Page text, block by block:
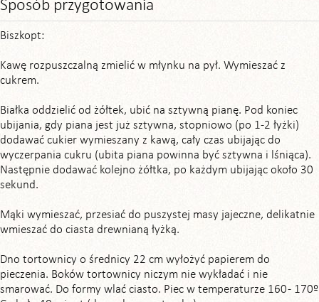
Sposób przygotowania
Biszkopt:
Kawę rozpuszczalną zmielić w młynku na pył. Wymieszać z
cukrem.
Białka oddzielić od żółtek, ubić na sztywną pianę. Pod koniec
ubijania, gdy piana jest już sztywna, stopniowo (po 1-2 łyżki)
dodawać cukier wymieszany z kawą, cały czas ubijając do
wyczerpania cukru (ubita piana powinna być sztywna i lśniąca).
Następnie dodawać kolejno żółtka, po każdym ubijając około 30
sekund.
Mąki wymieszać, przesiać do puszystej masy jajeczne, delikatnie
wmieszać do ciasta drewnianą łyżką.
Dno tortownicy o średnicy 22 cm wyłożyć papierem do
pieczenia. Boków tortownicy niczym nie wykładać i nie
smarować. Do formy wlać ciasto. Piec w temperaturze 160 - 170º